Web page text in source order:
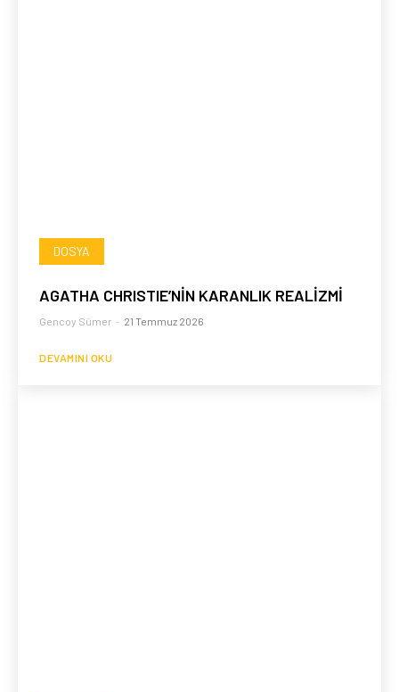
DOSYA
AGATHA CHRISTIE’NİN KARANLIK REALİZMİ
Gencoy Sümer - 21 Temmuz 2026
DEVAMINI OKU